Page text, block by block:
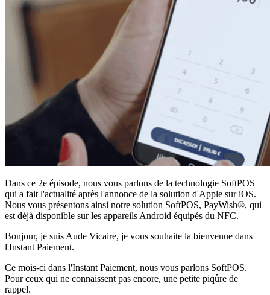
Dans ce 2e épisode, nous vous parlons de la technologie SoftPOS
qui a fait l'actualité après l'annonce de la solution d'Apple sur iOS.
Nous vous présentons ainsi notre solution SoftPOS, PayWish®, qui
est déjà disponible sur les appareils Android équipés du NFC.
Bonjour, je suis Aude Vicaire, je vous souhaite la bienvenue dans
l'Instant Paiement.
Ce mois-ci dans l'Instant Paiement, nous vous parlons SoftPOS.
Pour ceux qui ne connaissent pas encore, une petite piqûre de
rappel.